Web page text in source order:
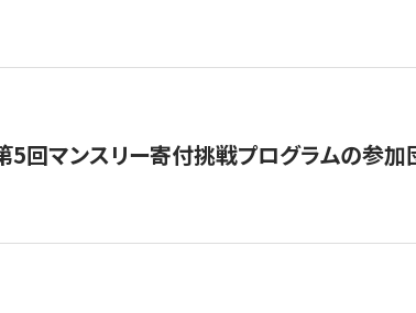
5回マンスリー寄付挑戦プログラムの参